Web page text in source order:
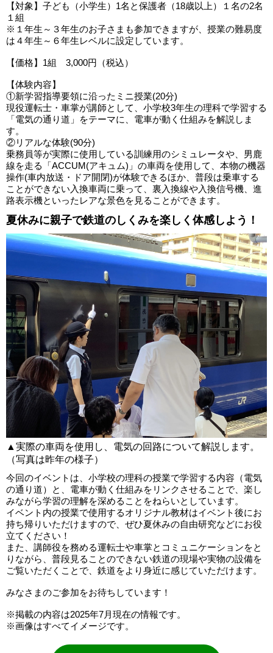
【対象】子ども（小学生）1名と保護者（18歳以上）１名の2名
１組
※１年生～３年生のお子さまも参加できますが、授業の難易度
は４年生～６年生レベルに設定しています。
【価格】1組 3,000円（税込）
【体験内容】
①新学習指導要領に沿ったミニ授業(20分)
現役運転士・車掌が講師として、小学校3年生の理科で学習する
「電気の通り道」をテーマに、電車が動く仕組みを解説しま
す。
②リアルな体験(90分)
乗務員等が実際に使用している訓練用のシミュレータや、男鹿
線を走る「ACCUM(アキュム)」の車両を使用して、本物の機器
操作(車内放送・ドア開閉)が体験できるほか、普段は乗車する
ことができない入換車両に乗って、裏入換線や入換信号機、進
路表示機といったレアな景色を見ることができます。
夏休みに親子で鉄道のしくみを楽しく体感しよう！
▲実際の車両を使用し、電気の回路について解説します。
（写真は昨年の様子）
今回のイベントは、小学校の理科の授業で学習する内容（電気
の通り道）と、電車が動く仕組みをリンクさせることで、楽し
みながら学習の理解を深めることをねらいとしています。
イベント内の授業で使用するオリジナル教材はイベント後にお
持ち帰りいただけますので、ぜひ夏休みの自由研究などにお役
立てください！
また、講師役を務める運転士や車掌とコミュニケーションをと
りながら、普段見ることのできない鉄道の現場や実物の設備を
ご覧いただくことで、鉄道をより身近に感じていただけます。
みなさまのご参加をお待ちしています！
※掲載の内容は2025年7月現在の情報です。
※画像はすべてイメージです。